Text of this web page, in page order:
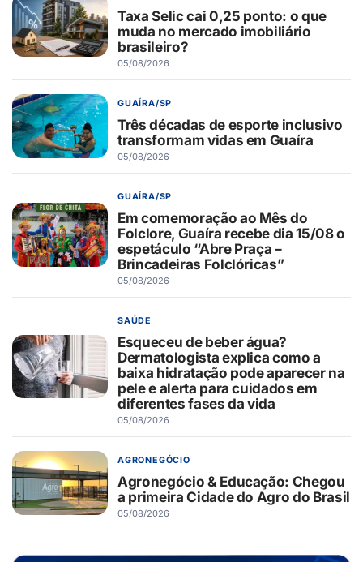
Taxa Selic cai 0,25 ponto: o que
muda no mercado imobiliário
brasileiro?
05/08/2026
GUAÍRA/SP
Três décadas de esporte inclusivo
transformam vidas em Guaíra
05/08/2026
GUAÍRA/SP
Em comemoração ao Mês do
Folclore, Guaíra recebe dia 15/08 o
espetáculo “Abre Praça –
Brincadeiras Folclóricas”
05/08/2026
SAÚDE
Esqueceu de beber água?
Dermatologista explica como a
baixa hidratação pode aparecer na
pele e alerta para cuidados em
diferentes fases da vida
05/08/2026
AGRONEGÓCIO
Agronegócio & Educação: Chegou
a primeira Cidade do Agro do Brasil
05/08/2026